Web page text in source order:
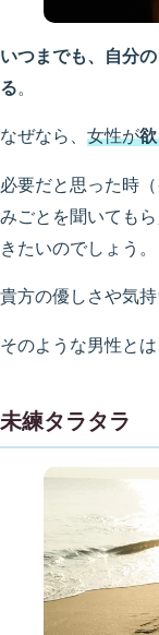
いつまでも、自分
る。
なぜなら、 女性が
必要だと思った時
みごとを聞いても
きたいのでしょう。
貴方の優しさや気
そのような男性と
未練タラタラ